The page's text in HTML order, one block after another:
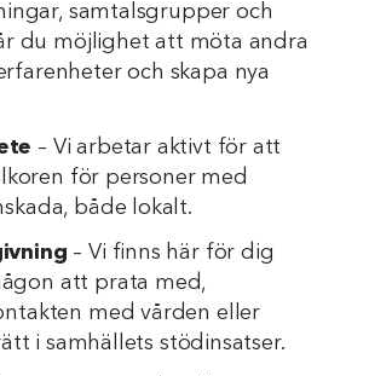
samtalsgrupper och
du möjlighet att möta andra
och skapa nya
– Vi arbetar aktivt för att
för personer med
både lokalt.
– Vi finns här för dig
att prata med,
med vården eller
i samhällets stödinsatser.